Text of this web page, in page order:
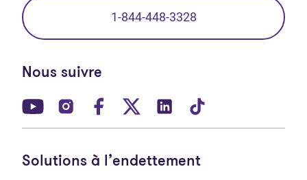
1-844-448-3328
Nous suivre
(Ouvre dans un nouvel onglet)
(Ouvre dans un nouvel onglet)
(Ouvre dans un nouvel onglet)
(Ouvre dans un nouvel
(Ouvre dans un
Solutions à l’endettement